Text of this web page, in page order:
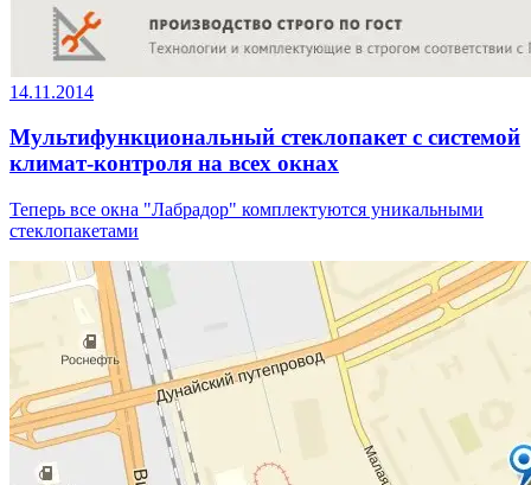
14.11.2014
Мультифункциональный стеклопакет с системой
климат-контроля на всех окнах
Теперь все окна "Лабрадор" комплектуются уникальными
стеклопакетами